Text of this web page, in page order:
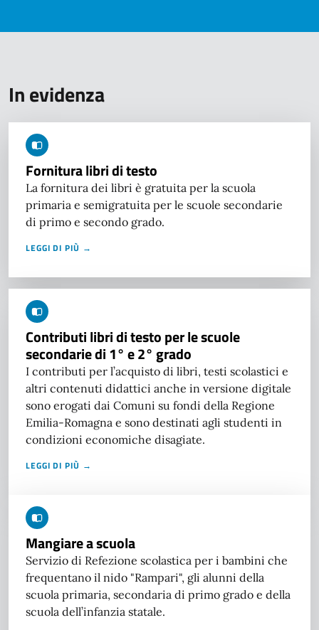
In evidenza
Fornitura libri di testo
La fornitura dei libri è gratuita per la scuola
primaria e semigratuita per le scuole secondarie
di primo e secondo grado.
LEGGI DI PIÙ →
Contributi libri di testo per le scuole
secondarie di 1° e 2° grado
I contributi per l’acquisto di libri, testi scolastici e
altri contenuti didattici anche in versione digitale
sono erogati dai Comuni su fondi della Regione
Emilia-Romagna e sono destinati agli studenti in
condizioni economiche disagiate.
LEGGI DI PIÙ →
Mangiare a scuola
Servizio di Refezione scolastica per i bambini che
frequentano il nido "Rampari", gli alunni della
scuola primaria, secondaria di primo grado e della
scuola dell’infanzia statale.